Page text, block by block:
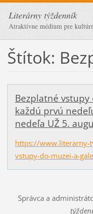
Literárny týždenník
Atraktívne médium pre
Štítok:
Bezplatné
každú prvú
nedeľa UŽ 5.
https://www.literarny-
vstupy-do-muzei-a-
Správca a